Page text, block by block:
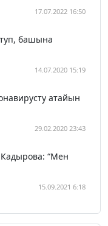
17.07.2022 16:50
башына
14.07.2020 15:19
атайын
29.02.2020 23:43
“Мен
15.09.2021 6:18